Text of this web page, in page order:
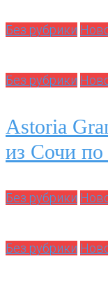
Без рубрики
Без рубрики
Astoria
из Сочи по
Без рубрики
Без рубрики